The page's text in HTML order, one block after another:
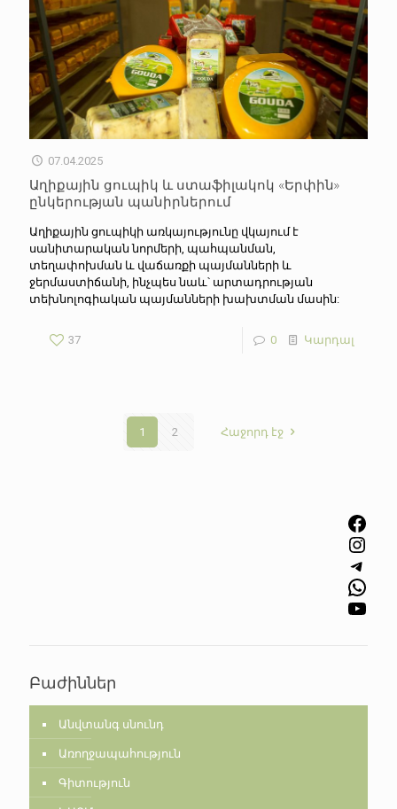
07.04.2025
Աղիքային ցուպիկ և ստաֆիլակոկ «Երփին»
ընկերության պանիրներում
Աղիքային ցուպիկի առկայությունը վկայում է
սանիտարական նորմերի, պահպանման,
տեղափոխման և վաճառքի պայմանների և
ջերմաստիճանի, ինչպես նաև՝ արտադրության
տեխնոլոգիական պայմանների խախտման մասին:
37 0 Կարդալ
1 2 Հաջորդ էջ
Facebook
Instagram
Telegram
WhatsApp
YouTube
Բաժիններ
Անվտանգ սնունդ
Առողջապահություն
Գիտություն